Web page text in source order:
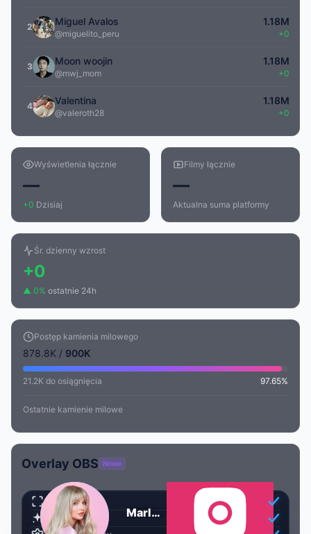
2 Miguel Avalos
@miguelito_peru
1.18M
+0
3 Moon woojin
@mwj_mom
1.18M
+0
4 Valentina
@valeroth28
1.18M
+0
Wyświetlenia łącznie
—
+0 Dzisiaj
Filmy łącznie
—
Aktualna suma platformy
Śr. dzienny wzrost
+0
▲ 0% ostatnie 24h
Postęp kamienia milowego
878.8K / 900K
21.2K do osiągnięcia 97.65%
Ostatnie kamienie milowe
Overlay OBS Nowe
Marlena Sojka
Przezroczysty
Animowany